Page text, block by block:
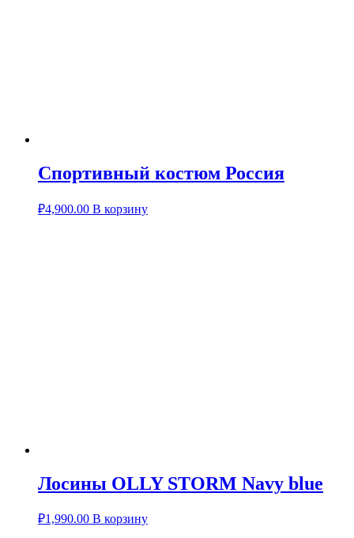
Спортивный костюм Россия
₽4,900.00 В корзину
Лосины OLLY STORM Navy blue
₽1,990.00 В корзину